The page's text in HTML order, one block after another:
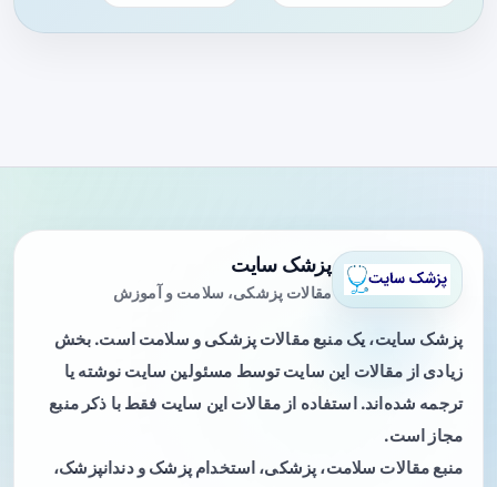
پزشک سایت
مقالات پزشکی، سلامت و آموزش
پزشک سایت، یک منبع مقالات پزشکی و سلامت است. بخش
زیادی از مقالات این سایت توسط مسئولین سایت نوشته یا
ترجمه شده‌اند. استفاده از مقالات این سایت فقط با ذکر منبع
مجاز است.
منبع مقالات سلامت، پزشکی، استخدام پزشک و دندانپزشک،